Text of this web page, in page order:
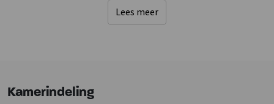
Ligging accommodatie
Terras
Lees meer
Kamerindeling